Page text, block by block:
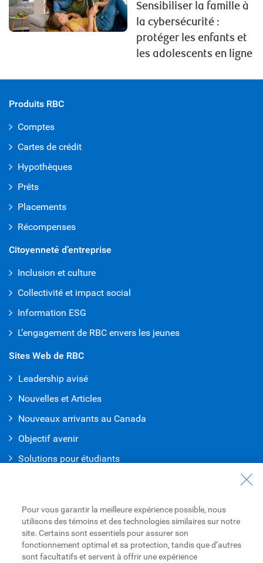
Sensibiliser la famille à
la cybersécurité :
protéger les enfants et
les adolescents en ligne
Produits RBC
Comptes
Cartes de crédit
Hypothèques
Prêts
Placements
Récompenses
Citoyenneté d’entreprise
Inclusion et culture
Collectivité et impact social
Information ESG
L’engagement de RBC envers les jeunes
Sites Web de RBC
Leadership avisé
Nouvelles et Articles
Nouveaux arrivants au Canada
Objectif avenir
Solutions pour étudiants
Nous joindre
Trouvez une succursale ou un GAB
Prendre un rendez-vous
Pour vous garantir la meilleure expérience possible, nous
utilisons des témoins et des technologies similaires sur notre
site. Certains sont essentiels pour assurer son
fonctionnement optimal et sa protection, tandis que d’autres
sont facultatifs et servent à offrir une expérience